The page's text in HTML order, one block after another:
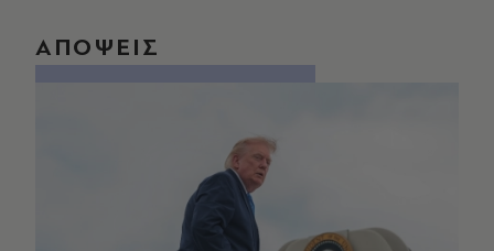
ΑΠΟΨΕΙΣ